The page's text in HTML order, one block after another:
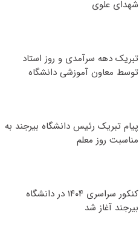
شهدای علوی
تبریک دهه سرآمدی و روز استاد
توسط معاون آموزشی دانشگاه
پیام تبریک رئیس دانشگاه بیرجند به
مناسبت روز معلم
کنکور سراسری ۱۴۰۴ در دانشگاه
بیرجند آغاز شد